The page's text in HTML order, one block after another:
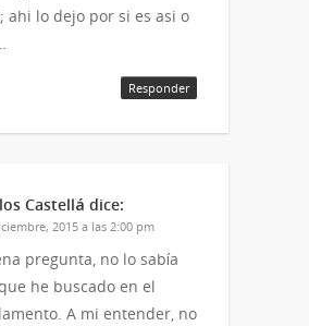
ahi lo dejo por si es asi o
Responder
Castellá dice:
2015 a las 2:00 pm
pregunta, no lo sabía
he buscado en el
A mi entender, no